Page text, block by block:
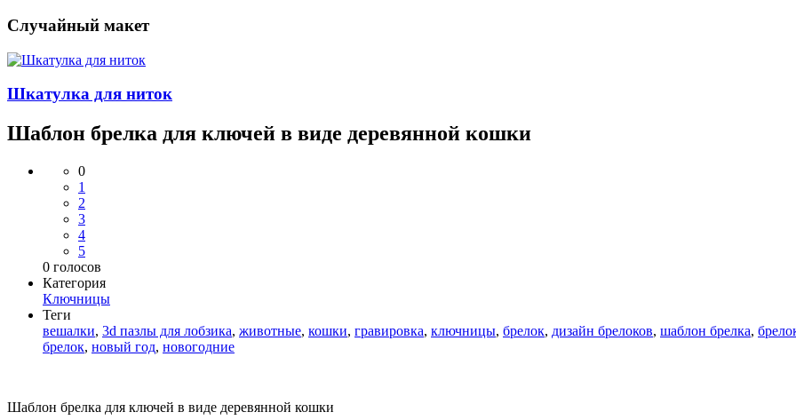
Случайный макет
Шкатулка для ниток
Шаблон брелка для ключей в виде деревянной кошки
0
1
2
3
4
5
0 голосов
Категория
Ключницы
Теги
вешалки, 3d пазлы для лобзика, животные, кошки, гравировка, ключницы, брелок, дизайн брелоков, шаблон брелка,
брелок, новый год, новогодние
Шаблон брелка для ключей в виде деревянной кошки